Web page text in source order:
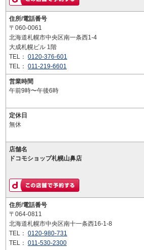
住所/電話番号
〒060-0061
北海道札幌市中央区南一条西1-4
大成札幌ビル 1階
TEL： 0120-376-601
TEL： 011-219-6601
営業時間
午前9時〜午後6時
定休日
無休
店舗名
ドコモショップ札幌山鼻店
住所/電話番号
〒064-0811
北海道札幌市中央区南十一条西16-1-8
TEL： 0120-980-731
TEL： 011-530-2300